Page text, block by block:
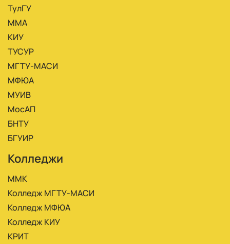
ТулГУ
ММА
КИУ
ТУСУР
МГТУ-МАСИ
МФЮА
МУИВ
МосАП
БНТУ
БГУИР
Колледжи
ММК
Колледж МГТУ-МАСИ
Колледж МФЮА
Колледж КИУ
КРИТ